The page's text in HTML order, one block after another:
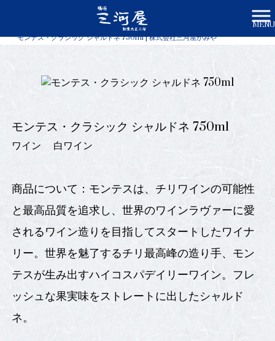
MENU
商品一覧
モンテス・クラシック シャルドネ 750ml | 株式会社三河屋かみや
モンテス・クラシック シャルドネ 750ml
ワイン 白ワイン
商品について：モンテスは、チリワインの可能性
と最高品質を追求し、世界のワインラヴァーに愛
されるワイン造りを目指してスタートしたワイナ
リー。世界を魅了するチリ最高峰の造り手、モン
テスが生み出すハイコスパデイリーワイン。フレ
ッシュな果実味をストレートに出したシャルド
ネ。